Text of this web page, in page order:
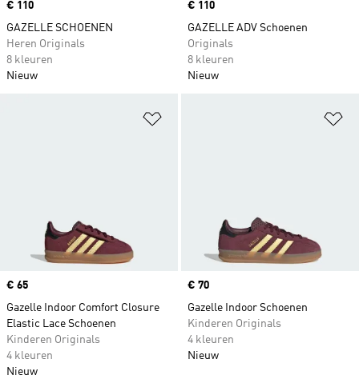
Price
€ 110
GAZELLE SCHOENEN
Heren Originals
8 kleuren
Nieuw
Price
€ 110
GAZELLE ADV Schoenen
Originals
8 kleuren
Nieuw
Price
€ 65
Gazelle Indoor Comfort Closure
Elastic Lace Schoenen
Kinderen Originals
4 kleuren
Nieuw
Price
€ 70
Gazelle Indoor Schoenen
Kinderen Originals
4 kleuren
Nieuw